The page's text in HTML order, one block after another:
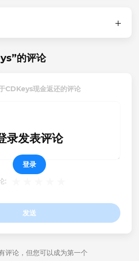
的评论
CDKeys现金返还的评论
:
发送
录发表评论
登录
评论，但您可以成为第一个